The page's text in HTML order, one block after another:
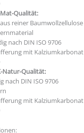
Qualität:
reiner Baumwollzellulose
nach DIN ISO 9706
mit Kalziumkarbonat
Natur-Qualität:
nach DIN ISO 9706
mit Kalziumkarbonat